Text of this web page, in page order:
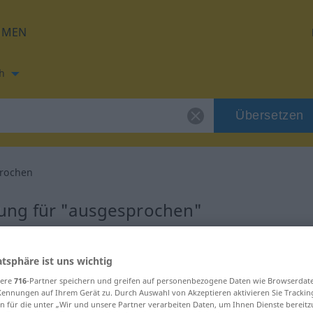
Übersetzen
für "ausgesprochen"
ist uns wichtig
716-Partner speichern und greifen auf personenbezogene Daten wie
auf Ihrem Gerät zu. Durch Auswahl von Akzeptieren aktivieren Sie
für die unter „Wir und unsere Partner verarbeiten Daten, um Ihnen Dienste